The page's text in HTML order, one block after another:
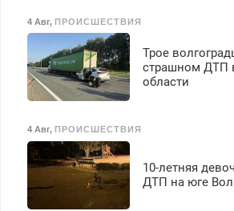
4 Авг, ПРОИСШЕСТВИЯ
Трое
страшном ДТП
области
4 Авг, ПРОИСШЕСТВИЯ
10-летняя
ДТП на юге